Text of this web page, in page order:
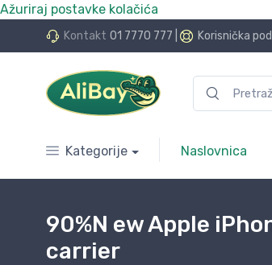
Ažuriraj postavke kolačića
Kontakt 01 7770 777 Korisnička
24 rate bez kamata
Kategorije Naslovnica
90%N ew Apple
carrier